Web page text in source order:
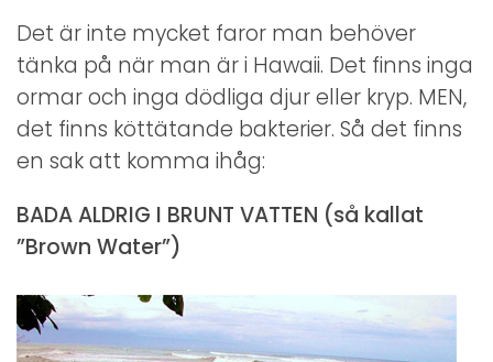
Water
(brunt
vatten)
Det är inte mycket faror man behöver
tänka på när man är i Hawaii. Det finns inga
ormar och inga dödliga djur eller kryp. MEN,
det finns köttätande bakterier. Så det finns
en sak att komma ihåg:
BADA ALDRIG I BRUNT VATTEN (så kallat
”Brown Water”)